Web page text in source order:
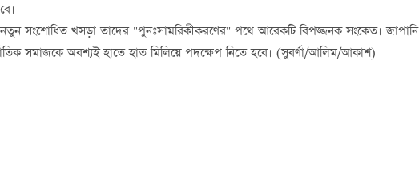
সংশোধিত খসড়া তাদের "পুনঃসামরিকীকরণের" পথে আরেকটি বিপজ্জনক সংকেত। জাপানি
সমাজকে অবশ্যই হাতে হাত মিলিয়ে পদক্ষেপ নিতে হবে। (সুবর্ণা/আলিম/আকাশ)